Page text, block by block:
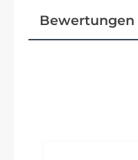
Bewertungen